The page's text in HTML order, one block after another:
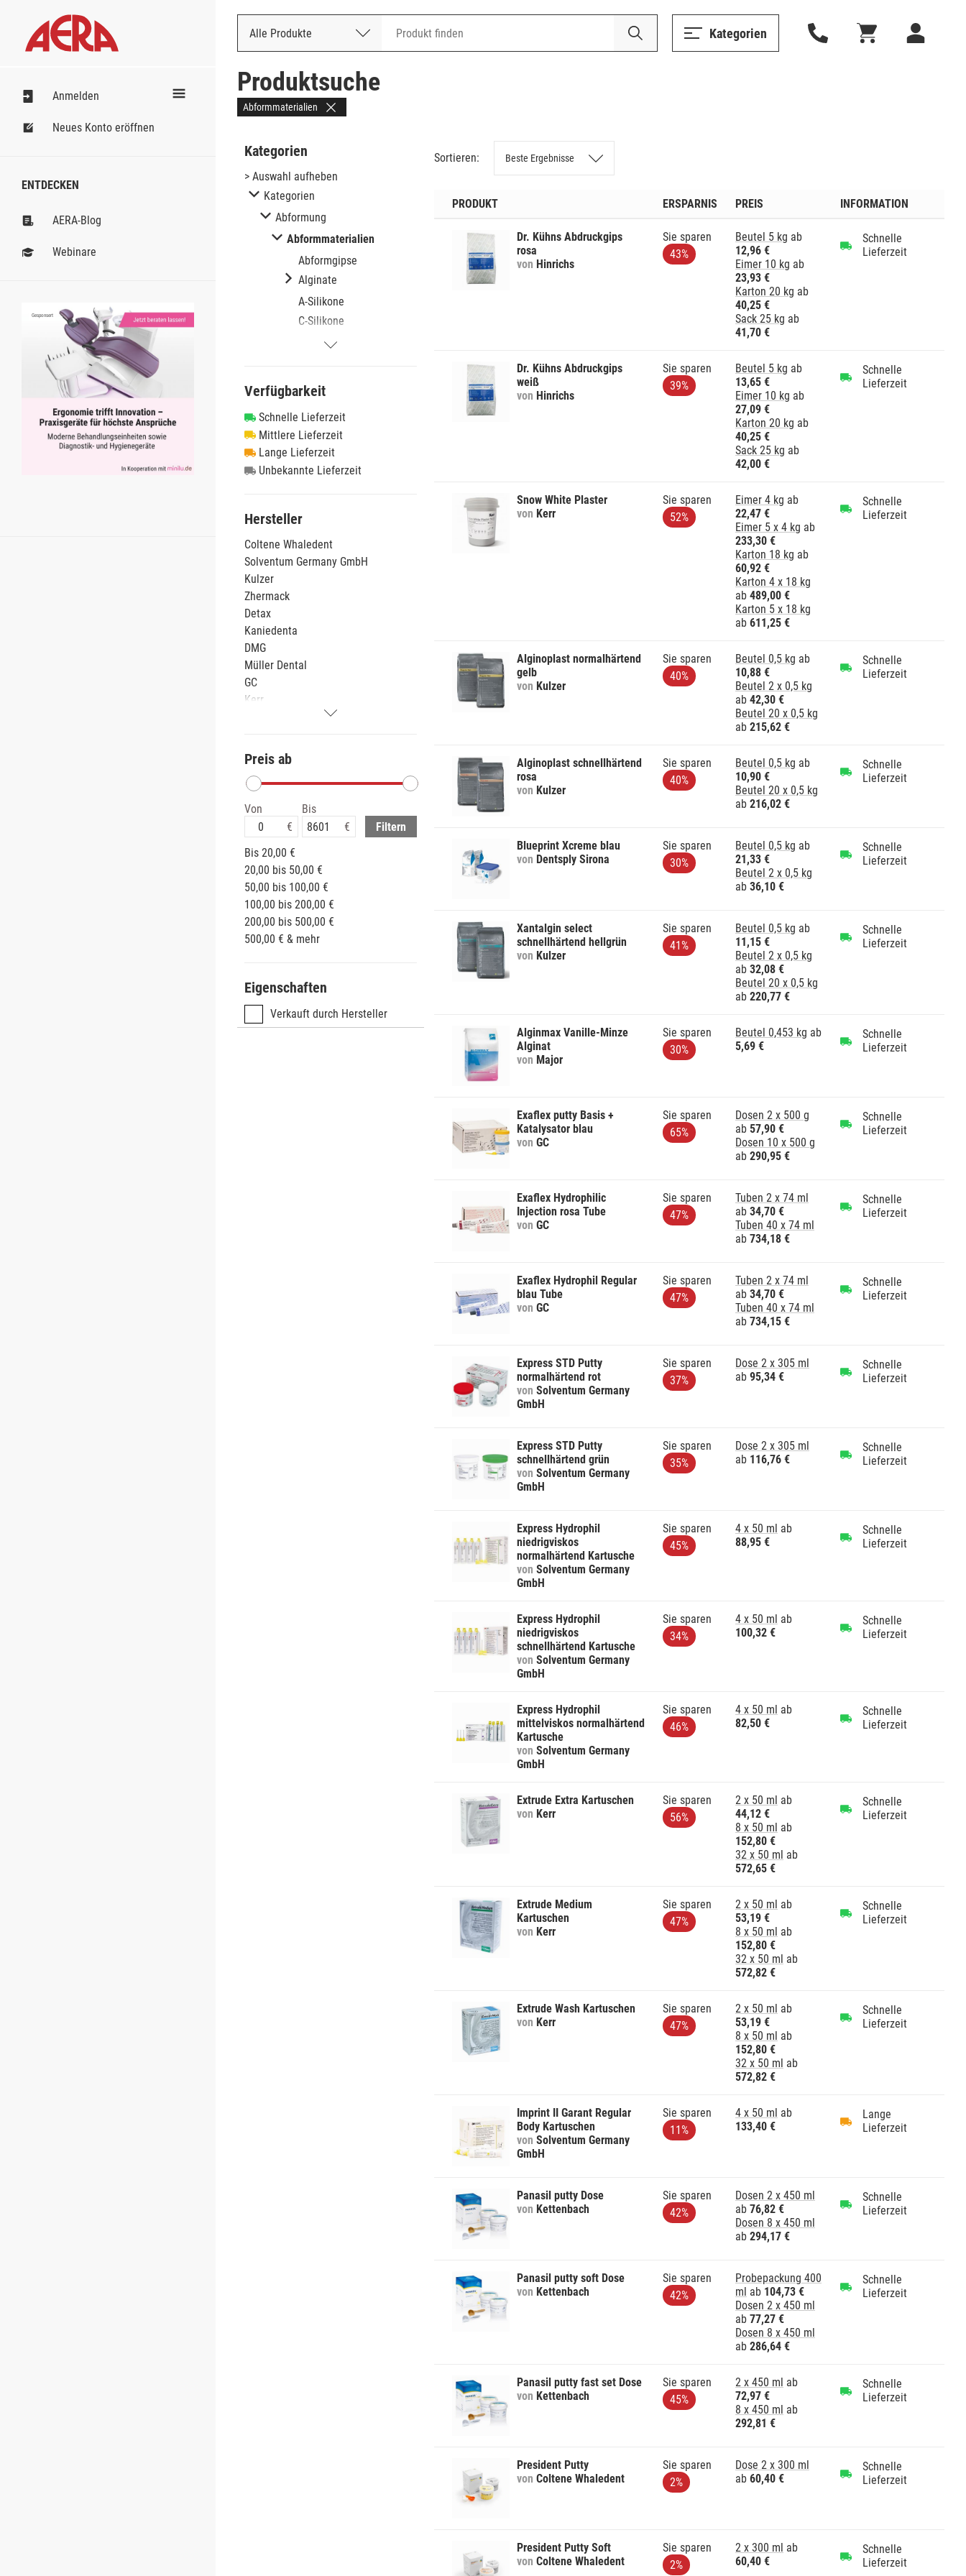
Alle Produkte
Nach Bestellnummer Kategorien
Anmelden
Neues Konto eröffnen
ENTDECKEN
AERA-Blog
Webinare
Gesponsert
Produktsuche
Abformmaterialien
Kategorien
> Auswahl aufheben
Kategorien
Abformung
Abformmaterialien
Abformgipse
Alginate
Alginate
normalhärtend
Farbindikator
A-Silikone
C-Silikone
Funktionsabformung,
Polyethergummi
Bissregistrierung
Sonstige
Abformmaterialien
Verfügbarkeit
Schnelle Lieferzeit
Mittlere Lieferzeit
Lange Lieferzeit
Unbekannte Lieferzeit
Hersteller
Coltene Whaledent
Solventum Germany GmbH
Kulzer
Zhermack
Detax
Kaniedenta
DMG
Müller Dental
GC
Kerr
R-Dental
M+W Dental
Orbis
Henry Schein
Omnident
Primedent
Voco
Bisico
Harvard
Dreve Dentamid
Meist
Cumdente
Preis ab
Von
Bis
Filtern
Bis 20,00 €
20,00 bis 50,00 €
50,00 bis 100,00 €
100,00 bis 200,00 €
200,00 bis 500,00 €
500,00 € & mehr
Eigenschaften
Verkauft durch Hersteller
Sortieren:
PRODUKT ERSPARNIS PREIS INFORMATION
Dr. Kühns Abdruckgips
rosa
von Hinrichs
Sie sparen
43%
Beutel 5 kg ab
12,96 €
Eimer 10 kg ab
23,93 €
Karton 20 kg ab
40,25 €
Sack 25 kg ab
41,70 €
Schnelle
Lieferzeit
Dr. Kühns Abdruckgips
weiß
von Hinrichs
Sie sparen
39%
Beutel 5 kg ab
13,65 €
Eimer 10 kg ab
27,09 €
Karton 20 kg ab
40,25 €
Sack 25 kg ab
42,00 €
Schnelle
Lieferzeit
Snow White Plaster
von Kerr
Sie sparen
52%
Eimer 4 kg ab
22,47 €
Eimer 5 x 4 kg ab
233,30 €
Karton 18 kg ab
60,92 €
Karton 4 x 18 kg
ab 489,00 €
Karton 5 x 18 kg
ab 611,25 €
Schnelle
Lieferzeit
Alginoplast normalhärtend
gelb
von Kulzer
Sie sparen
40%
Beutel 0,5 kg ab
10,88 €
Beutel 2 x 0,5 kg
ab 42,30 €
Beutel 20 x 0,5 kg
ab 215,62 €
Schnelle
Lieferzeit
Alginoplast schnellhärtend
rosa
von Kulzer
Sie sparen
40%
Beutel 0,5 kg ab
10,90 €
Beutel 20 x 0,5 kg
ab 216,02 €
Schnelle
Lieferzeit
Blueprint Xcreme blau
von Dentsply Sirona
Sie sparen
30%
Beutel 0,5 kg ab
21,33 €
Beutel 2 x 0,5 kg
ab 36,10 €
Schnelle
Lieferzeit
Xantalgin select
schnellhärtend hellgrün
von Kulzer
Sie sparen
41%
Beutel 0,5 kg ab
11,15 €
Beutel 2 x 0,5 kg
ab 32,08 €
Beutel 20 x 0,5 kg
ab 220,77 €
Schnelle
Lieferzeit
Alginmax Vanille-Minze
Alginat
von Major
Sie sparen
30%
Beutel 0,453 kg ab
5,69 €
Schnelle
Lieferzeit
Exaflex putty Basis +
Katalysator blau
von GC
Sie sparen
65%
Dosen 2 x 500 g
ab 57,90 €
Dosen 10 x 500 g
ab 290,95 €
Schnelle
Lieferzeit
Exaflex Hydrophilic
Injection rosa Tube
von GC
Sie sparen
47%
Tuben 2 x 74 ml
ab 34,70 €
Tuben 40 x 74 ml
ab 734,18 €
Schnelle
Lieferzeit
Exaflex Hydrophil Regular
blau Tube
von GC
Sie sparen
47%
Tuben 2 x 74 ml
ab 34,70 €
Tuben 40 x 74 ml
ab 734,15 €
Schnelle
Lieferzeit
Express STD Putty
normalhärtend rot
von Solventum Germany
GmbH
Sie sparen
37%
Dose 2 x 305 ml
ab 95,34 €
Schnelle
Lieferzeit
Express STD Putty
schnellhärtend grün
von Solventum Germany
GmbH
Sie sparen
35%
Dose 2 x 305 ml
ab 116,76 €
Schnelle
Lieferzeit
Express Hydrophil
niedrigviskos
normalhärtend Kartusche
von Solventum Germany
GmbH
Sie sparen
45%
4 x 50 ml ab
88,95 €
Schnelle
Lieferzeit
Express Hydrophil
niedrigviskos
schnellhärtend Kartusche
von Solventum Germany
GmbH
Sie sparen
34%
4 x 50 ml ab
100,32 €
Schnelle
Lieferzeit
Express Hydrophil
mittelviskos normalhärtend
Kartusche
von Solventum Germany
GmbH
Sie sparen
46%
4 x 50 ml ab
82,50 €
Schnelle
Lieferzeit
Extrude Extra Kartuschen
von Kerr
Sie sparen
56%
2 x 50 ml ab
44,12 €
8 x 50 ml ab
152,80 €
32 x 50 ml ab
572,65 €
Schnelle
Lieferzeit
Extrude Medium
Kartuschen
von Kerr
Sie sparen
47%
2 x 50 ml ab
53,19 €
8 x 50 ml ab
152,80 €
32 x 50 ml ab
572,82 €
Schnelle
Lieferzeit
Extrude Wash Kartuschen
von Kerr
Sie sparen
47%
2 x 50 ml ab
53,19 €
8 x 50 ml ab
152,80 €
32 x 50 ml ab
572,82 €
Schnelle
Lieferzeit
Imprint II Garant Regular
Body Kartuschen
von Solventum Germany
GmbH
Sie sparen
11%
4 x 50 ml ab
133,40 €
Lange
Lieferzeit
Panasil putty Dose
von Kettenbach
Sie sparen
42%
Dosen 2 x 450 ml
ab 76,82 €
Dosen 8 x 450 ml
ab 294,17 €
Schnelle
Lieferzeit
Panasil putty soft Dose
von Kettenbach
Sie sparen
42%
Probepackung 400
ml ab 104,73 €
Dosen 2 x 450 ml
ab 77,27 €
Dosen 8 x 450 ml
ab 286,64 €
Schnelle
Lieferzeit
Panasil putty fast set Dose
von Kettenbach
Sie sparen
45%
2 x 450 ml ab
72,97 €
8 x 450 ml ab
292,81 €
Schnelle
Lieferzeit
President Putty
von Coltene Whaledent
Sie sparen
2%
Dose 2 x 300 ml
ab 60,40 €
Schnelle
Lieferzeit
President Putty Soft
von Coltene Whaledent
Sie sparen
2%
2 x 300 ml ab
60,40 €
Schnelle
Lieferzeit